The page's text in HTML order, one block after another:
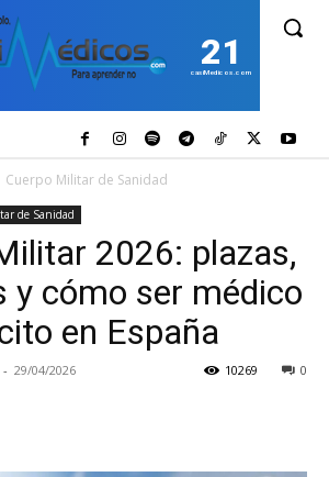
21
casiMedicos.com
Cuerpo Militar de Sanidad
de Sanidad
2026: plazas,
y cómo ser médico
en España
- 29/04/2026 0
10269